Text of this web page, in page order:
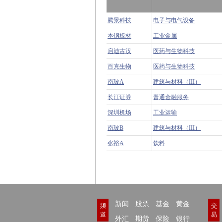
腾景科技 电子与电气设备
本钢板材 工业金属
启迪古汉 医药与生物科技
百克生物 医药与生物科技
南玻A 建筑与材料（III）
长江证券 普通金融服务
深圳机场 工业运输
南玻B 建筑与材料（III）
张裕A 饮料
频
道
新闻 股票 基金
黄金
外汇
期货 保险 银行
交
易